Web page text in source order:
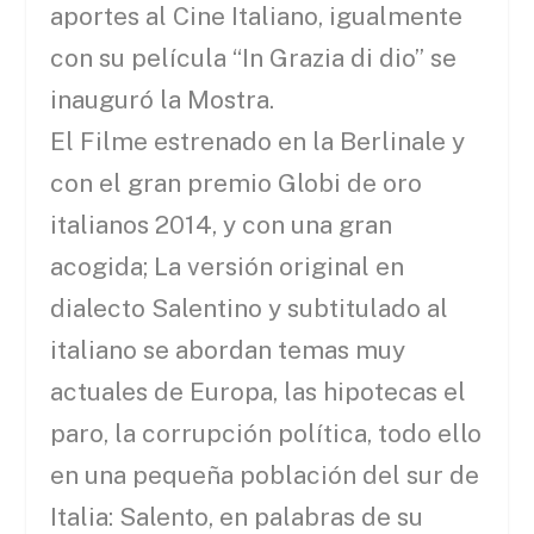
aportes al Cine Italiano, igualmente
con su película “In Grazia di dio” se
inauguró la Mostra.
El Filme estrenado en la Berlinale y
con el gran premio Globi de oro
italianos 2014, y con una gran
acogida; La versión original en
dialecto Salentino y subtitulado al
italiano se abordan temas muy
actuales de Europa, las hipotecas el
paro, la corrupción política, todo ello
en una pequeña población del sur de
Italia: Salento, en palabras de su